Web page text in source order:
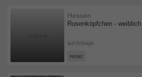
Rosenköpfchen - weiblich
Hessen
auf Anfrage
PRIVAT